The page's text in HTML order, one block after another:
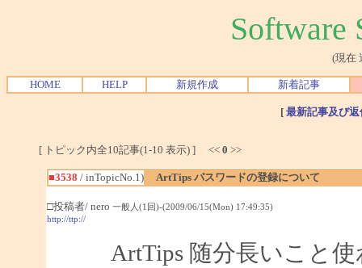
Software
(現在
HOME HELP 新規作成 新着記事
[ 最新記事及び
[ トピック内全10記事(1-10 表示) ] << 0 >>
■3538 / inTopicNo.1) ArtTips パスワードの登録について
□投稿者/ nero 一般人(1回)-(2009/06/15(Mon) 17:49:35)
http://ttp://
ArtTips 随分長いこと